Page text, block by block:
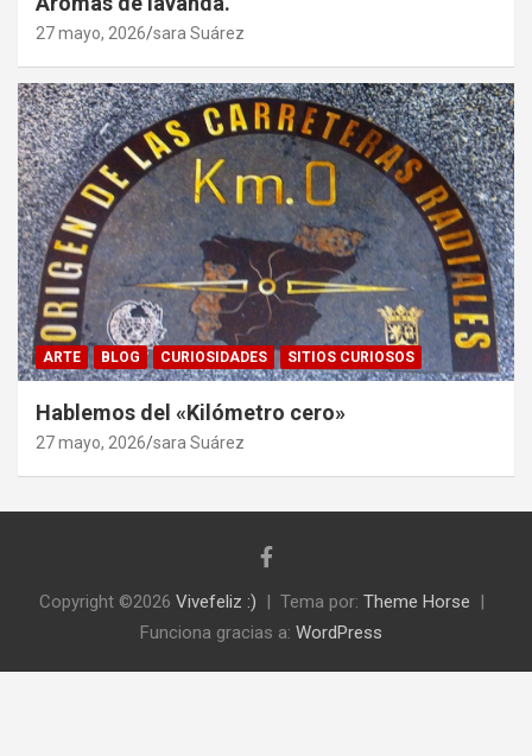
27 mayo, 2026 sara Suárez
ARTE BLOG CURIOSIDADES SITIOS CURIOSOS
Hablemos del «Kilómetro cero»
27 mayo, 2026 sara Suárez
Copyright ©2026 Vivefeliz :) Tema por: Theme Horse
Funciona gracias a: WordPress